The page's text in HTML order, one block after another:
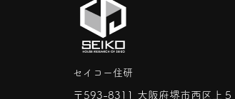
セイコー住研
〒593-8311 大阪府堺市西区上５